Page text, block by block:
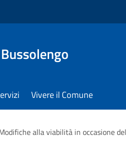
Vivere il Comune
alla viabilità in occasione